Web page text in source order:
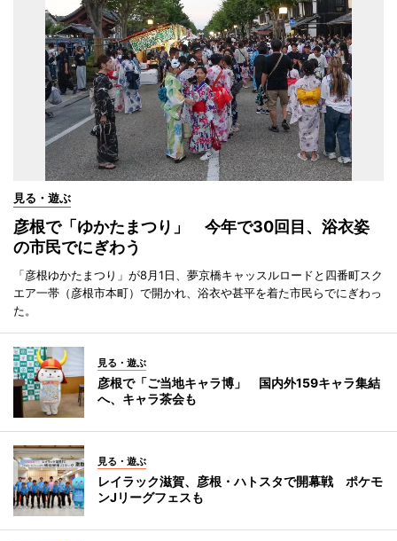
見る・遊ぶ
彦根で「ゆかたまつり」 今年で30回目、浴衣姿
の市民でにぎわう
「彦根ゆかたまつり」が8月1日、夢京橋キャッスルロードと四番町スク
エア一帯（彦根市本町）で開かれ、浴衣や甚平を着た市民らでにぎわっ
た。
見る・遊ぶ
彦根で「ご当地キャラ博」 国内外159キャラ集結
へ、キャラ茶会も
見る・遊ぶ
レイラック滋賀、彦根・ハトスタで開幕戦 ポケモ
ンJリーグフェスも